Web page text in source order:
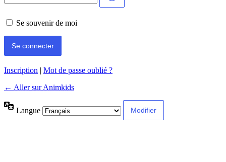
Se souvenir de moi
Inscription | Mot de passe oublié ?
← Aller sur Animkids
Langue